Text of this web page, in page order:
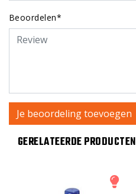
Beoordelen*
Je beoordeling toevoegen
GERELATEERDE PRODUCTEN